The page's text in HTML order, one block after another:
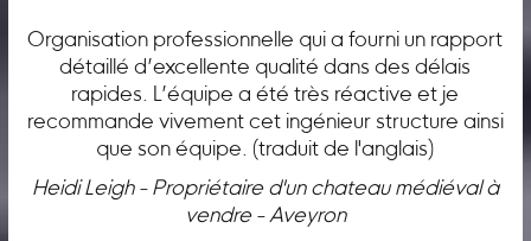
Organisation professionnelle qui a fourni un rapport
détaillé d’excellente qualité dans des délais
rapides. L’équipe a été très réactive et je
recommande vivement cet ingénieur structure ainsi
que son équipe. (traduit de l'anglais)
Heidi Leigh - Propriétaire d'un chateau médiéval à
vendre - Aveyron